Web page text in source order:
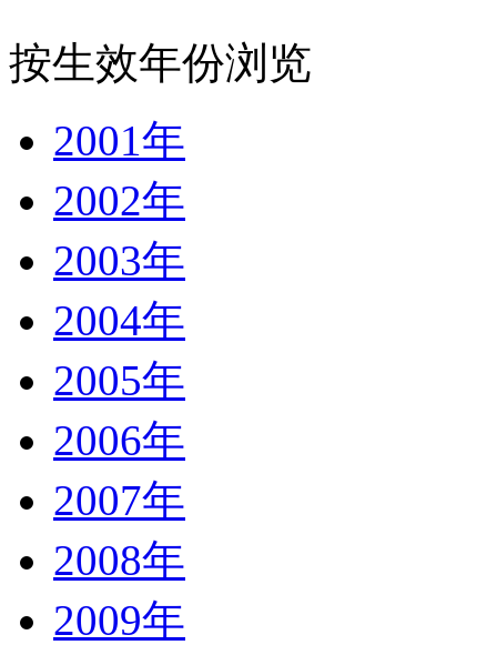
按生效年份浏览
2001年
2002年
2003年
2004年
2005年
2006年
2007年
2008年
2009年